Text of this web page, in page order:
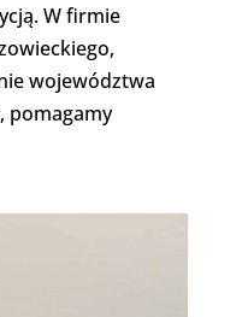
W firmie
województwa
pomagamy